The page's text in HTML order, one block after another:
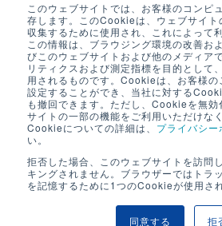
このウェブサイトでは、お客様のコンピ
存します。このCookieは、ウェブサイト
収集するために使用され、これによって
この情報は、ブラウジング環境の改善お
びこのウェブサイトおよび他のメディア
リティクスおよび測定指標を目的として
用されるものです。Cookieは、お客様の
設定することができ、当社に対する
も撤回できます。ただし、Cookieを無
サイトの一部の機能をご利用いただけな
Cookieについての詳細は、 プライバシー
い。
拒否した場合、このウェブサイトを訪問
キングされません。ブラウザーではトラ
を記憶するために1つのCookieが使用され
同意する 拒
サイトマップ
プライバシーポリシー
ウェブアクセシビリティポリシー
当サイト・当社システムについて
LOGIX NET会員について
LOGIX NET会員規約